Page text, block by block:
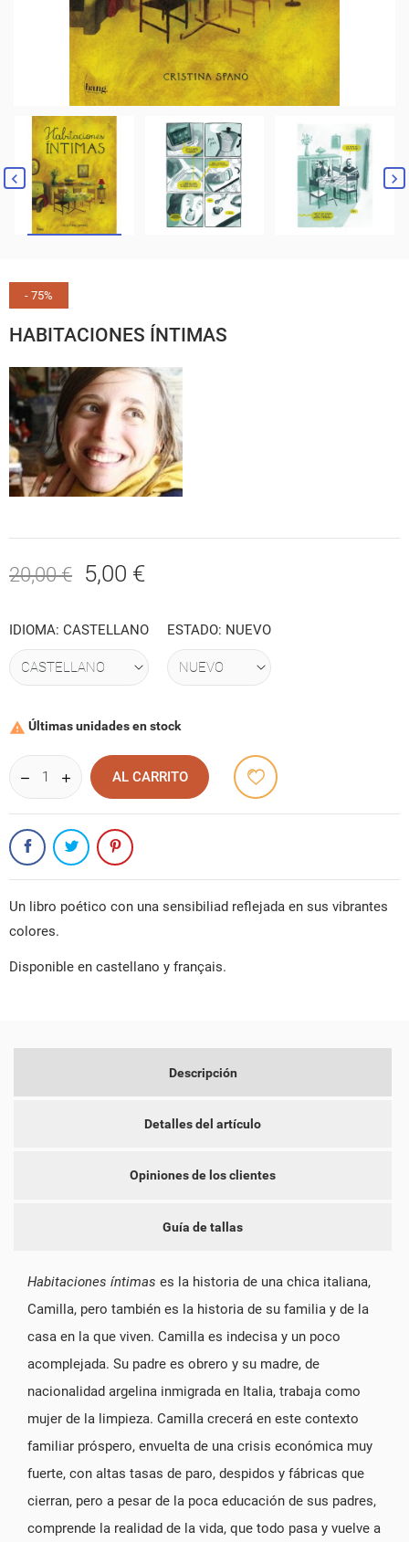
- 75%
HABITACIONES ÍNTIMAS
20,00 € 5,00 €
IDIOMA: CASTELLANO ESTADO: NUEVO
 Últimas unidades en stock
AL CARRITO
Un libro poético con una sensibiliad reflejada en sus vibrantes
colores.
Disponible en castellano y français.
Descripción
Detalles del artículo
Opiniones de los clientes
Guía de tallas
Habitaciones íntimas es la historia de una chica italiana,
Camilla, pero también es la historia de su familia y de la
casa en la que viven. Camilla es indecisa y un poco
acomplejada. Su padre es obrero y su madre, de
nacionalidad argelina inmigrada en Italia, trabaja como
mujer de la limpieza. Camilla crecerá en este contexto
familiar próspero, envuelta de una crisis económica muy
fuerte, con altas tasas de paro, despidos y fábricas que
cierran, pero a pesar de la poca educación de sus padres,
comprende la realidad de la vida, que todo pasa y vuelve a
add_circle_outline
CREAR LISTA DE DESEOS
CANCELAR CREAR LISTA DE DESEOS
INICIAR SESIÓN